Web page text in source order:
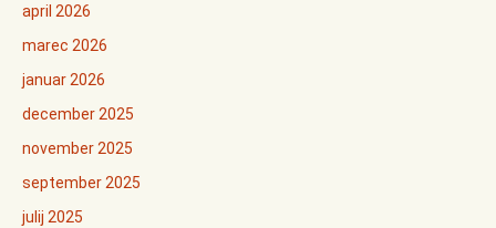
april 2026
marec 2026
januar 2026
december 2025
november 2025
september 2025
julij 2025